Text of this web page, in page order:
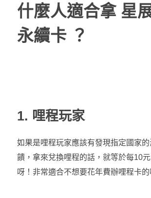
什麼人適合拿 星
永續卡 ？
1. 哩程玩家
如果是哩程玩家應該有發現指定國家的
饋，拿來兌換哩程的話，就等於每10
呀！非常適合不想要花年費辦哩程卡的